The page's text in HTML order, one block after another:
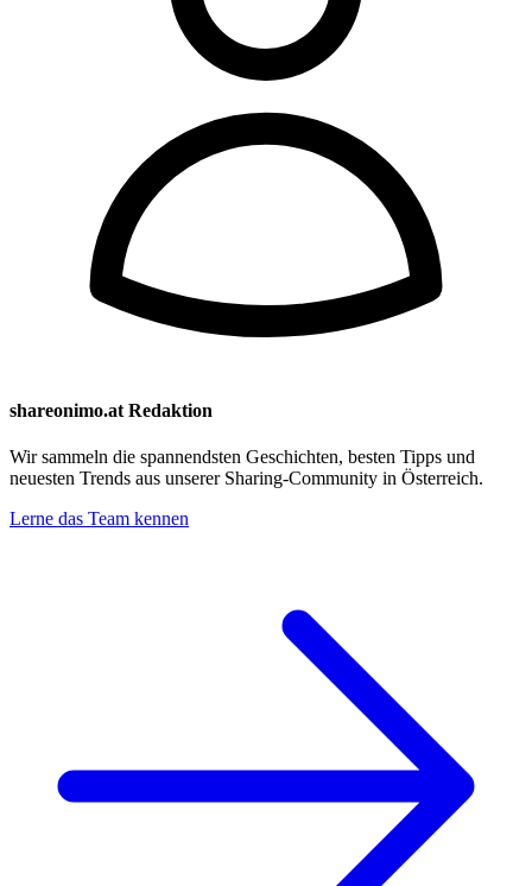
shareonimo.at Redaktion
Wir sammeln die spannendsten Geschichten, besten Tipps und
neuesten Trends aus unserer Sharing-Community in Österreich.
Lerne das Team kennen